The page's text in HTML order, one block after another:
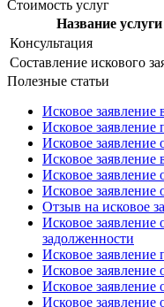
Стоимость услуг
Название услуги
Консультация
Составление искового
Полезные статьи
Исковое заявление
Исковое заявление
Исковое заявление
Исковое заявление
Исковое заявление
Исковое заявление
Отзыв на исковое
Исковое заявление
задолженности
Исковое
Исковое заявление
Исковое заявление
Исковое